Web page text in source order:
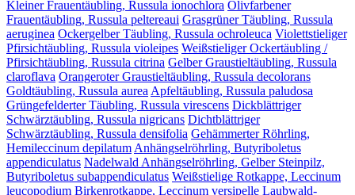
Kleiner Frauentäubling, Russula ionochlora Olivfarbener
Frauentäubling, Russula peltereaui Grasgrüner Täubling, Russula
aeruginea Ockergelber Täubling, Russula ochroleuca Violettstieliger
Pfirsichtäubling, Russula violeipes Weißstieliger Ockertäubling /
Pfirsichtäubling, Russula citrina Gelber Graustieltäubling, Russula
claroflava Orangeroter Graustieltäubling, Russula decolorans
Goldtäubling, Russula aureaApfeltäubling, Russula paludosa
Grüngefelderter Täubling, Russula virescens Dickblättriger
Schwärztäubling, Russula nigricans Dichtblättriger
Schwärztäubling, Russula densifolia Gehämmerter Röhrling,
Hemileccinum depilatumAnhängselröhrling, Butyriboletus
appendiculatus Nadelwald Anhängselröhrling, Gelber Steinpilz,
Butyriboletus subappendiculatus Weißstielige Rotkappe, Leccinum
leucopodium Birkenrotkappe, Leccinum versipelle Laubwald-